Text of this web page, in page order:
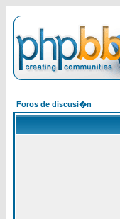
Foros de discusi�n